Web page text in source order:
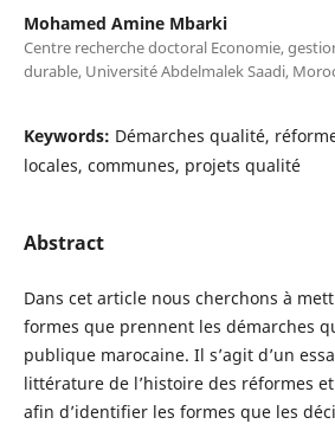
Mohamed Amine Mbarki
Centre recherche doctoral Economie,
durable, Université Abdelmalek Saadi,
Keywords: Démarches qualité,
locales, communes, projets qualité
Abstract
Dans cet article nous cherchons à
formes que prennent les démarches
publique marocaine. Il s’agit d’un
littérature de l’histoire des réformes
afin d’identifier les formes que les